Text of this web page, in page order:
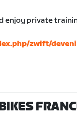
enjoy private
zwift/